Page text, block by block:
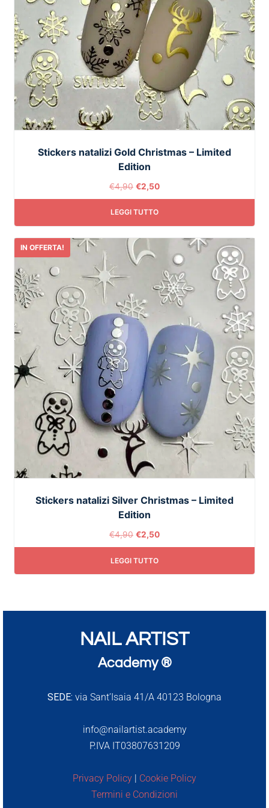
Stickers natalizi Gold Christmas – Limited
Edition
€4,90 €2,50
LEGGI TUTTO
IN OFFERTA!
Stickers natalizi Silver Christmas – Limited
Edition
€4,90 €2,50
LEGGI TUTTO
NAIL ARTIST
Academy ®
SEDE: via Sant’Isaia 41/A 40123 Bologna
info@nailartist.academy
P.IVA IT03807631209
Privacy Policy | Cookie Policy
Termini e Condizioni